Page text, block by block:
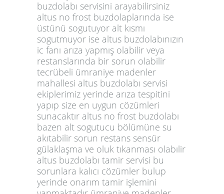
buzdolabı servisini arayabilirsiniz
altus no frost buzdolaplarında ise
üstünü sogutuyor alt kısmı
sogutmuyor ise altus buzdolabınızın
ic fanı arıza yapmış olabilir veya
restanslarında bir sorun olabilir
tecrübeli ümraniye madenler
mahallesi altus buzdolabı servisi
ekiplerimiz yerinde arıza tespitini
yapıp size en uygun cözümleri
sunacaktır altus no frost buzdolabı
bazen alt sogutucu bölümüne su
akıtabilir sorun restans sensür
gülaklaşma ve oluk tıkanması olabılir
altus buzdolabı tamir servisi bu
sorunlara kalıcı cözümler bulup
yerinde onarım tamir işlemini